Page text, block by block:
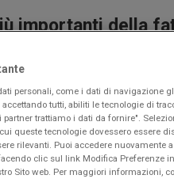
importanti della
personali, come i dati di navigazione
tutti, abiliti le tecnologie di
trattiamo i dati da fornire".
queste tecnologie dovessero essere
rilevanti. Puoi accedere nuovamente
clic sul link Modifica Preferenze
Sito web. Per maggiori informazioni,